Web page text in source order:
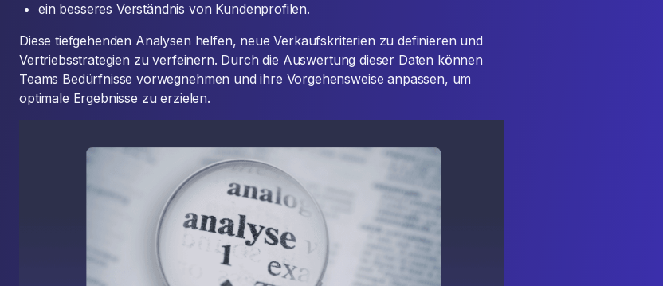
ein besseres Verständnis von Kundenprofilen.
Diese tiefgehenden Analysen helfen, neue Verkaufskriterien zu definieren und
Vertriebsstrategien zu verfeinern. Durch die Auswertung dieser Daten können
Teams Bedürfnisse vorwegnehmen und ihre Vorgehensweise anpassen, um
optimale Ergebnisse zu erzielen.